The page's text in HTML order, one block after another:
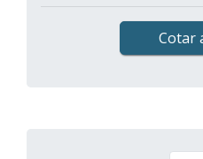
Cotar